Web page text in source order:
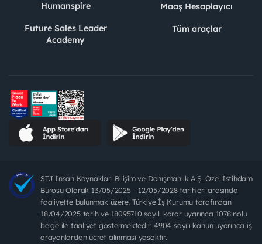
Humanspire
Future Sales Leader
Academy
Maaş Hesaplayıcı
Tüm araçlar
STJ İnsan Kaynakları Bilişim ve Danışmanlık A.Ş. Özel İstihdam
Bürosu Olarak 13/05/2025 - 12/05/2028 tarihleri arasında
faaliyette bulunmak üzere, Türkiye İş Kurumu tarafından
18/04/2025 tarih ve 18095710 sayılı karar uyarınca 1078 nolu
belge ile faaliyet göstermektedir. 4904 sayılı kanun uyarınca iş
arayanlardan ücret alınması yasaktır.